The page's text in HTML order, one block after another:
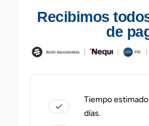
Recibimos
de
Tiempo
días.